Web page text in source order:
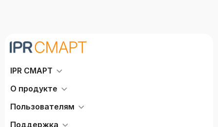
IPR СМАРТ
О продукте
Пользователям
Поддержка